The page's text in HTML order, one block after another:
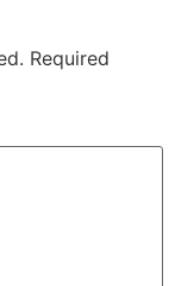
Required